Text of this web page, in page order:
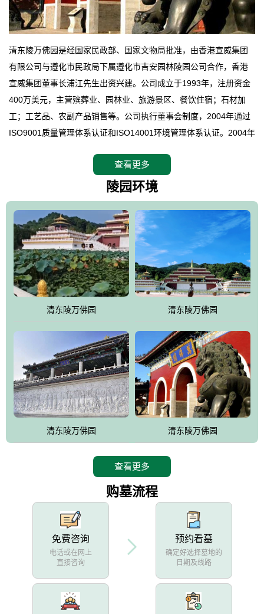
清东陵万佛园是经国家民政部、国家文物局批准，由香港宣威集团
有限公司与遵化市民政局下属遵化市吉安园林陵园公司合作，香港
宣威集团董事长浦江先生出资兴建。公司成立于1993年，注册资金
400万美元，主营殡葬业、园林业、旅游景区、餐饮住宿；石材加
工；工艺品、农副产品销售等。公司执行董事会制度，2004年通过
ISO9001质量管理体系认证和ISO14001环境管理体系认证。2004年
拥有4A级旅游区头衔的花园式陵园，园内建有四星级酒店一座。
万佛园位于遵化市境内，座落在世界文化遗产清东陵地形墙内，地
形绝佳，地理位置优越，交通便利。公司以“建设全国顶级人生后花
园、打造佛教精品旅游圣地”为目标，以海外归侨、国内外知名人士
的墓地安葬、祭祀吊亡并结合旅游参观构成其主要使用功能；以苍
郁绚丽、优雅宜人的园林景观构成其外部形象。通过墓园建设与造
园手法相结合的默契操作，建成一处特色鲜明、服务周全、环境优
美、民族风格突出，与周边文物古迹交相呼应的极具吸引力的花园
式园林。
万佛园工程一期占地448亩，目前完成投资近12亿元人民币，园区采
用全仿古式建筑，寻求与世界文化遗产地清东陵的和谐统一，在园
区建设中寻求陵园建设与景区建设的有机融合，充分发挥独一无二
的地形优势，打造现代艺术园林，建设旅游景观、寺庙、酒店等综
合服务设施，服务于陵园经营，使企业的多元化经营项目相互依
托、相互促进，园区绿化覆盖率达90%。
设计建造各种墓地墓位3万个；主体建筑金宝塔，墓位容量8万个，
能适应不同消费阶层的需求，为客户提供墓碑设计制作服务、特色
查看更多
陵园环境
清东陵万佛园 清东陵万佛园
清东陵万佛园 清东陵万佛园
查看更多
购墓流程
免费咨询
电话或在网上
直接咨询
预约看墓
确定好选择墓地的
日期及线路